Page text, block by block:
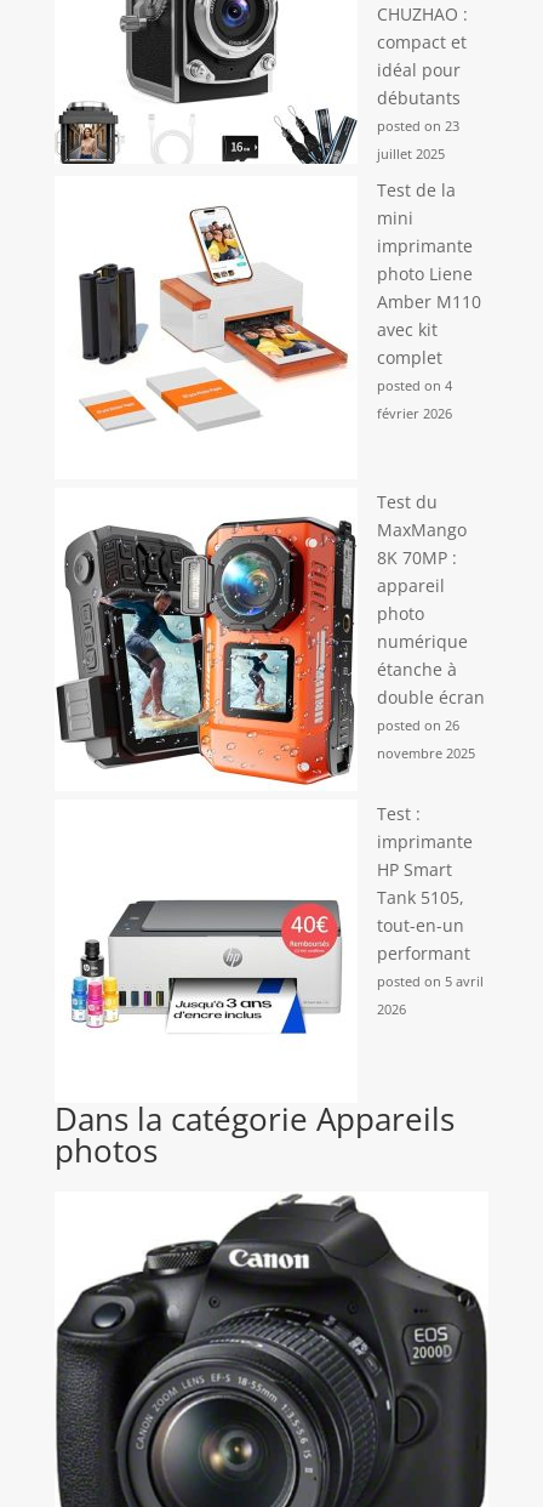
CHUZHAO :
compact et
idéal pour
débutants
posted on 23
juillet 2025
Test de la
mini
imprimante
photo Liene
Amber M110
avec kit
complet
posted on 4
février 2026
Test du
MaxMango
8K 70MP :
appareil
photo
numérique
étanche à
double écran
posted on 26
novembre 2025
Test :
imprimante
HP Smart
Tank 5105,
tout-en-un
performant
posted on 5 avril
2026
Dans la catégorie Appareils
photos